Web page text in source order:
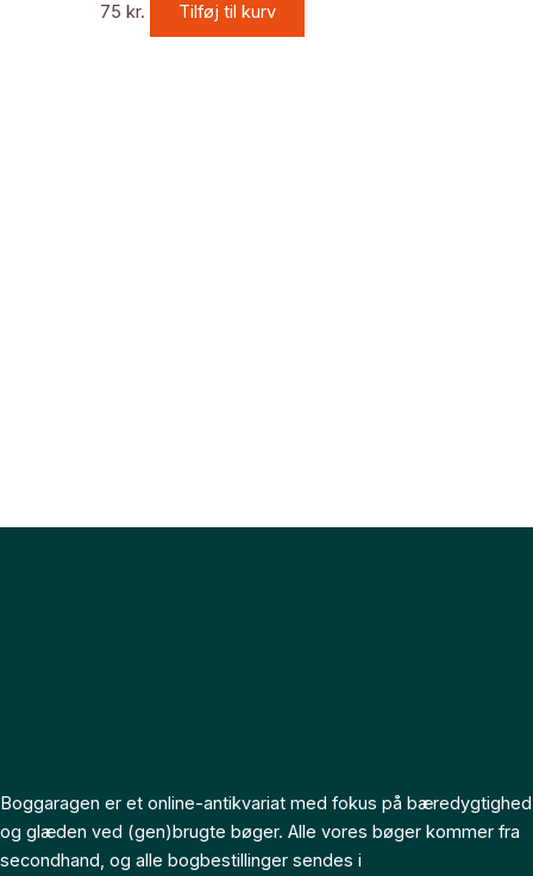
75 kr. Tilføj til kurv
Boggaragen er et online-antikvariat med fokus på bæredygtighed
og glæden ved (gen)brugte bøger. Alle vores bøger kommer fra
secondhand, og alle bogbestillinger sendes i